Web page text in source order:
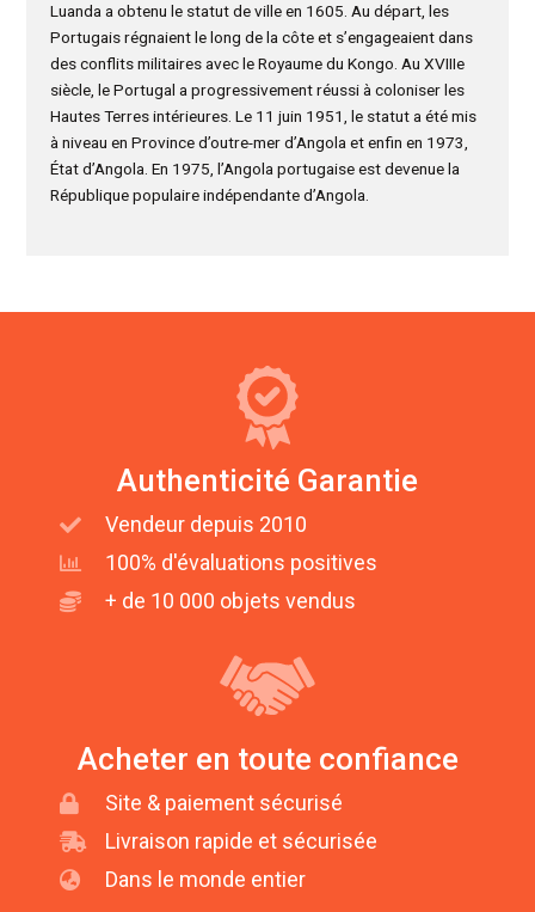
Luanda a obtenu le statut de ville en 1605. Au départ, les
Portugais régnaient le long de la côte et s’engageaient dans
des conflits militaires avec le Royaume du Kongo. Au XVIIIe
siècle, le Portugal a progressivement réussi à coloniser les
Hautes Terres intérieures. Le 11 juin 1951, le statut a été mis
à niveau en Province d’outre-mer d’Angola et enfin en 1973,
État d’Angola. En 1975, l’Angola portugaise est devenue la
République populaire indépendante d’Angola.
Authenticité Garantie
Vendeur depuis 2010
100% d'évaluations positives
+ de 10 000 objets vendus
Acheter en toute confiance
Site & paiement sécurisé
Livraison rapide et sécurisée
Dans le monde entier